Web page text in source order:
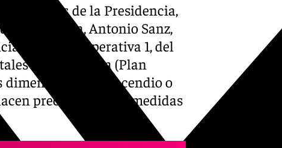
funciones de la Presidencia,
Antonio Sanz,
situación operativa 1, del
de Andalucía (Plan
dimensiones del incendio o
preciso adoptar medidas